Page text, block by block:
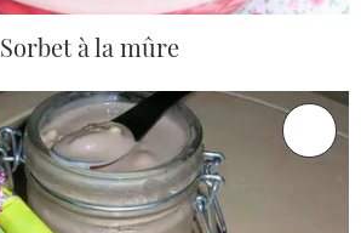
Sorbet à la mûre